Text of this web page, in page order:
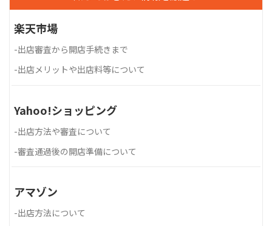
楽天市場
-出店審査から開店手続きまで
-出店メリットや出店料等について
Yahoo!ショッピング
-出店方法や審査について
-審査通過後の開店準備について
アマゾン
-出店方法について